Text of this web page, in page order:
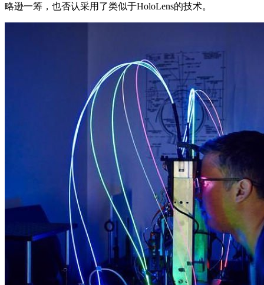
略逊一筹，也否认采用了类似于HoloLens的技术。